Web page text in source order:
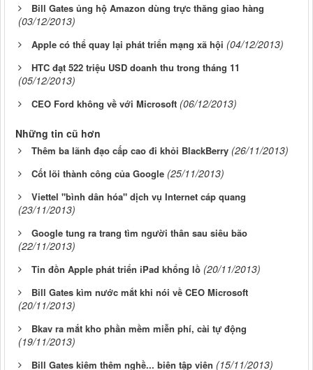
Bill Gates ủng hộ Amazon dùng trực thăng giao hàng
(03/12/2013)
Apple có thể quay lại phát triển mạng xã hội (04/12/2013)
HTC đạt 522 triệu USD doanh thu trong tháng 11
(05/12/2013)
CEO Ford không về với Microsoft (06/12/2013)
Những tin cũ hơn
Thêm ba lãnh đạo cấp cao đi khỏi BlackBerry (26/11/2013)
Cốt lõi thành công của Google (25/11/2013)
Viettel "bình dân hóa" dịch vụ Internet cáp quang
(23/11/2013)
Google tung ra trang tìm người thân sau siêu bão
(22/11/2013)
Tin đồn Apple phát triển iPad khổng lồ (20/11/2013)
Bill Gates kìm nước mắt khi nói về CEO Microsoft
(20/11/2013)
Bkav ra mắt kho phần mềm miễn phí, cài tự động
(19/11/2013)
Bill Gates kiêm thêm nghề... biên tập viên (15/11/2013)